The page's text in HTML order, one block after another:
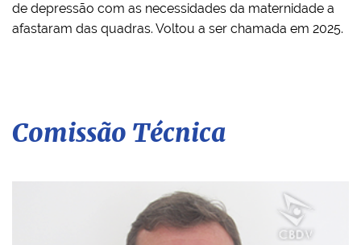
de depressão com as necessidades da maternidade a
afastaram das quadras. Voltou a ser chamada em 2025.
Comissão Técnica